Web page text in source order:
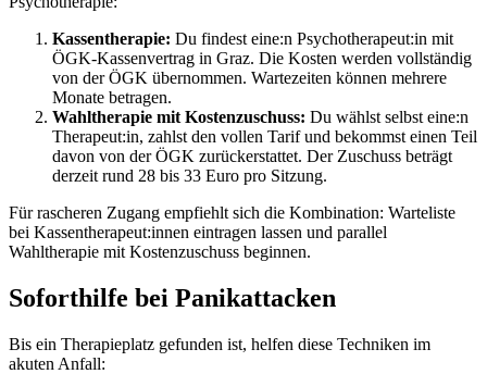
Kassentherapie: Du findest eine:n Psychotherapeut:in mit
ÖGK-Kassenvertrag in Graz. Die Kosten werden vollständig
von der ÖGK übernommen. Wartezeiten können mehrere
Monate betragen.
Wahltherapie mit Kostenzuschuss: Du wählst selbst eine:n
Therapeut:in, zahlst den vollen Tarif und bekommst einen Teil
davon von der ÖGK zurückerstattet. Der Zuschuss beträgt
derzeit rund 28 bis 33 Euro pro Sitzung.
Für rascheren Zugang empfiehlt sich die Kombination: Warteliste
bei Kassentherapeut:innen eintragen lassen und parallel
Wahltherapie mit Kostenzuschuss beginnen.
Soforthilfe bei Panikattacken
Bis ein Therapieplatz gefunden ist, helfen diese Techniken im
akuten Anfall: